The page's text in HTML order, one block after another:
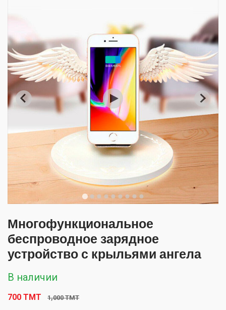
Многофункциональное
беспроводное зарядное
устройство с крыльями ангела
В наличии
700 TMT 1,000 TMT